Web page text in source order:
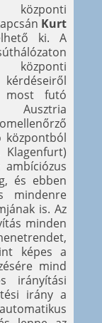
Kurt
ki. A
most futó
Ausztria
központból
Klagenfurt)
és ebben
mindenre
is. Az
minden
képes a
mind
irányítási
irány a